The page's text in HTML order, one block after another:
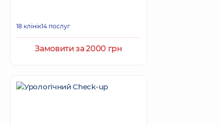
18 клінік14 послуг
Замовити за 2000 грн